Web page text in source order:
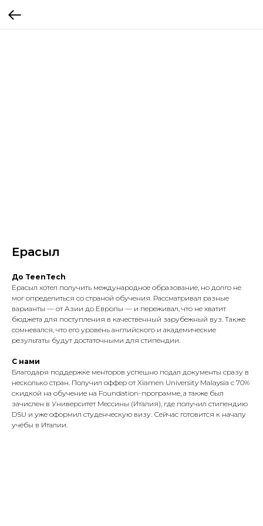
Ерасыл
До TeenTech
Ерасыл хотел получить международное образование, но долго не
мог определиться со страной обучения. Рассматривал разные
варианты — от Азии до Европы — и переживал, что не хватит
бюджета для поступления в качественный зарубежный вуз. Также
сомневался, что его уровень английского и академические
результаты будут достаточными для стипендии.
C нами
Благодаря поддержке менторов успешно подал документы сразу в
несколько стран. Получил оффер от Xiamen University Malaysia с 70%
скидкой на обучение на Foundation-программе, а также был
зачислен в Университет Мессины (Италия), где получил стипендию
DSU и уже оформил студенческую визу. Сейчас готовится к началу
учёбы в Италии.